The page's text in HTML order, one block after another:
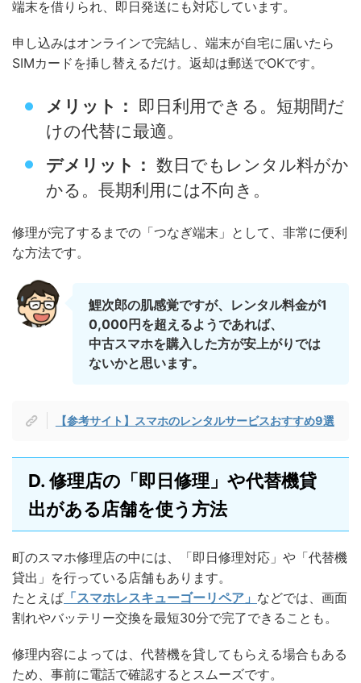
端末を借りられ、即日発送にも対応しています。
申し込みはオンラインで完結し、端末が自宅に届いたら
SIMカードを挿し替えるだけ。返却は郵送でOKです。
メリット： 即日利用できる。短期間だ
けの代替に最適。
デメリット： 数日でもレンタル料がか
かる。長期利用には不向き。
修理が完了するまでの「つなぎ端末」として、非常に便利
な方法です。
鯉次郎の肌感覚ですが、レンタル料金が1
0,000円を超えるようであれば、
中古スマホを購入した方が安上がりでは
ないかと思います。
【参考サイト】スマホのレンタルサービスおすすめ9選
D. 修理店の「即日修理」や代替機貸
出がある店舗を使う方法
町のスマホ修理店の中には、「即日修理対応」や「代替機
貸出」を行っている店舗もあります。
たとえば 「スマホレスキューゴーリペア」 などでは、画面
割れやバッテリー交換を最短30分で完了できることも。
修理内容によっては、代替機を貸してもらえる場合もある
ため、事前に電話で確認するとスムーズです。